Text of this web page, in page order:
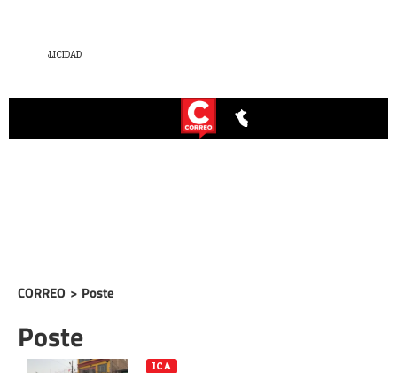
CORREO > Poste
Poste
ICA